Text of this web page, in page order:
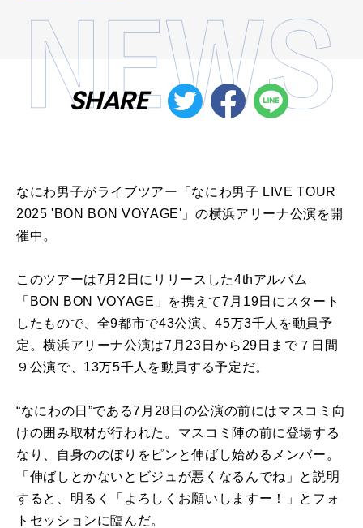
SHARE
なにわ男子がライブツアー「なにわ男子 LIVE TOUR
2025 'BON BON VOYAGE'」の横浜アリーナ公演を開
催中。
このツアーは7月2日にリリースした4thアルバム
「BON BON VOYAGE」を携えて7月19日にスタート
したもので、全9都市で43公演、45万3千人を動員予
定。横浜アリーナ公演は7月23日から29日まで７日間
９公演で、13万5千人を動員する予定だ。
“なにわの日”である7月28日の公演の前にはマスコミ向
けの囲み取材が行われた。マスコミ陣の前に登場する
なり、自身ののぼりをピンと伸ばし始めるメンバー。
「伸ばしとかないとビジュが悪くなるんでね」と説明
すると、明るく「よろしくお願いしますー！」とフォ
トセッションに臨んだ。